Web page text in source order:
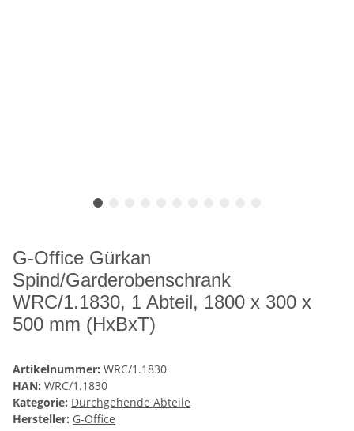
G-Office Gürkan
Spind/Garderobenschrank
WRC/1.1830, 1 Abteil, 1800 x 300 x
500 mm (HxBxT)
Artikelnummer: WRC/1.1830
HAN: WRC/1.1830
Kategorie: Durchgehende Abteile
Hersteller: G-Office